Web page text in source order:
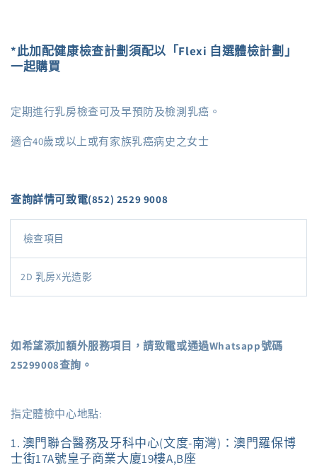
數
量
少
數
加
*此加配健康檢查計劃須配以「Flexi 自選體檢計劃」
一起購買
定期進行乳房檢查可及早預防及檢測乳癌。
適合40歲或以上或有家族乳癌病史之女士
查詢詳情可致電(852) 2529 9008
檢查項目
2D 乳房X光造影
如希望添加額外服務項目，請致電或通過Whatsapp號碼
25299008查詢。
指定體檢中心地點:
1. 澳門聯合醫務及牙科中心(文度-南灣)：澳門羅保博
士街17A號皇子商業大廈19樓A,B座